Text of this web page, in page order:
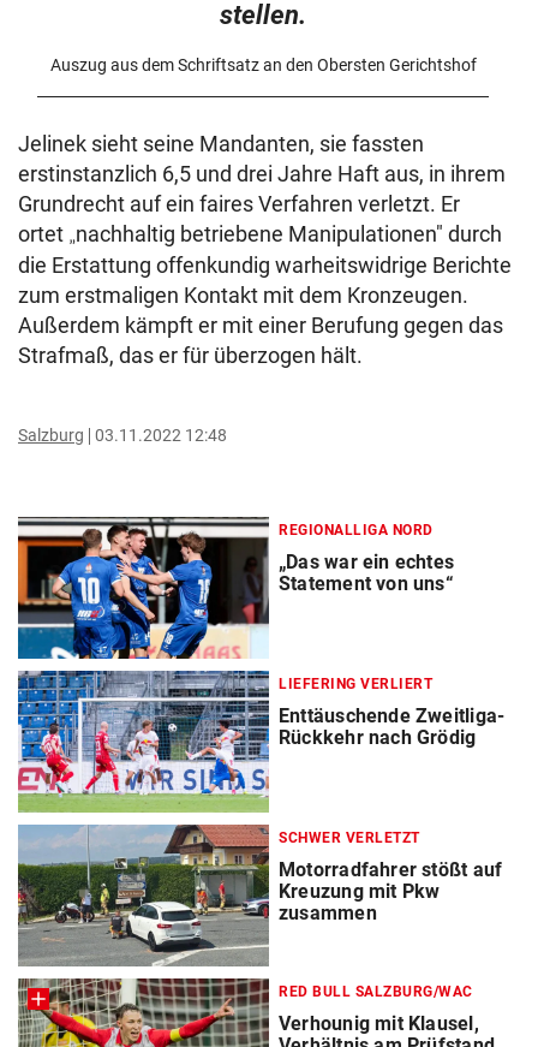
stellen.
Auszug aus dem Schriftsatz an den Obersten Gerichtshof
Jelinek sieht seine Mandanten, sie fassten
erstinstanzlich 6,5 und drei Jahre Haft aus, in ihrem
Grundrecht auf ein faires Verfahren verletzt. Er
ortet „nachhaltig betriebene Manipulationen" durch
die Erstattung offenkundig warheitswidrige Berichte
zum erstmaligen Kontakt mit dem Kronzeugen.
Außerdem kämpft er mit einer Berufung gegen das
Strafmaß, das er für überzogen hält.
Salzburg 03.11.2022 12:48
REGIONALLIGA NORD
„Das war ein echtes
Statement von uns“
LIEFERING VERLIERT
Enttäuschende Zweitliga-
Rückkehr nach Grödig
SCHWER VERLETZT
Motorradfahrer stößt auf
Kreuzung mit Pkw
zusammen
RED BULL SALZBURG/WAC
Verhounig mit Klausel,